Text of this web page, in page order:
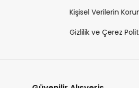
Kişisel Verilerin
Gizlilik ve Çerez